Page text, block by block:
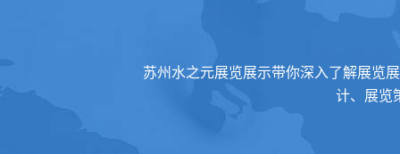
苏州水之元展览展示带你深入了解展览
计、展览